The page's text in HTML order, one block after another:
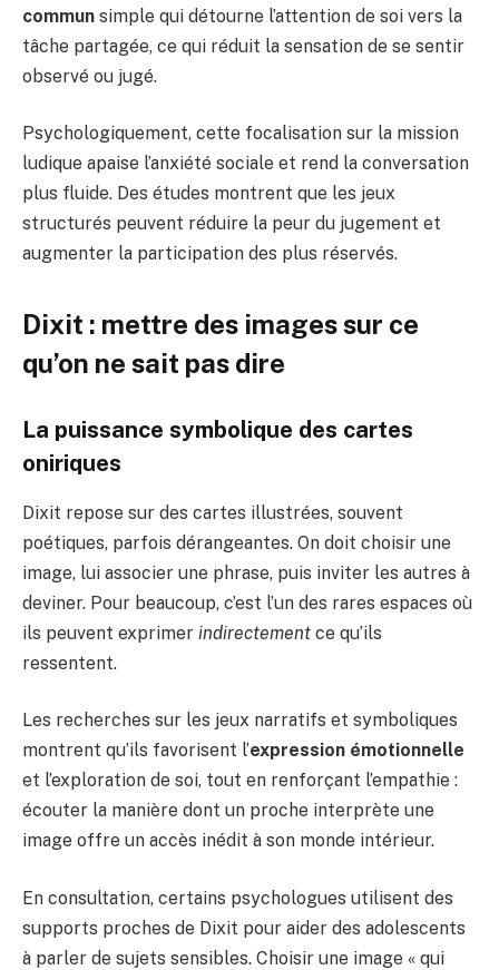
commun simple qui détourne l’attention de soi vers la
tâche partagée, ce qui réduit la sensation de se sentir
observé ou jugé.
Psychologiquement, cette focalisation sur la mission
ludique apaise l’anxiété sociale et rend la conversation
plus fluide. Des études montrent que les jeux
structurés peuvent réduire la peur du jugement et
augmenter la participation des plus réservés.
Dixit : mettre des images sur ce
qu’on ne sait pas dire
La puissance symbolique des cartes
oniriques
Dixit repose sur des cartes illustrées, souvent
poétiques, parfois dérangeantes. On doit choisir une
image, lui associer une phrase, puis inviter les autres à
deviner. Pour beaucoup, c’est l’un des rares espaces où
ils peuvent exprimer indirectement ce qu’ils
ressentent.
Les recherches sur les jeux narratifs et symboliques
montrent qu’ils favorisent l’expression émotionnelle
et l’exploration de soi, tout en renforçant l’empathie :
écouter la manière dont un proche interprète une
image offre un accès inédit à son monde intérieur.
En consultation, certains psychologues utilisent des
supports proches de Dixit pour aider des adolescents
à parler de sujets sensibles. Choisir une image « qui